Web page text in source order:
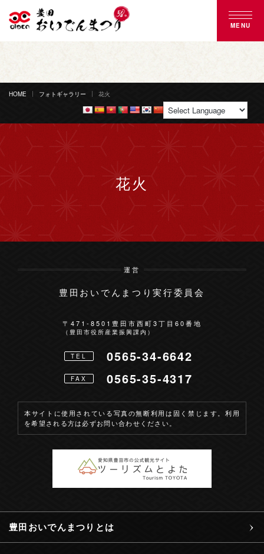
MENU
おいでん踊り
花火大会
お問い合わせ
HOME フォトギャラリー 花火
花火
豊田おいでんまつりとは
運営
豊田おいでんまつり実行委員会
〒471-8501 豊田市西町3丁目60番地
（豊田市役所産業振興課内）
TEL 0565-34-6642
FAX 0565-35-4317
本サイトに使用されている写真の無断利用は固く禁じます。利用
を希望される方は必ずお問い合わせください。